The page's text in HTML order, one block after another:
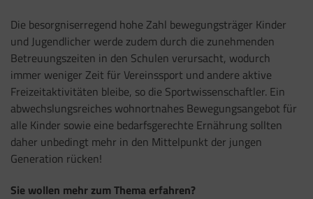
Die besorgniserregend hohe Zahl bewegungsträger Kinder
und Jugendlicher werde zudem durch die zunehmenden
Betreuungszeiten in den Schulen verursacht, wodurch
immer weniger Zeit für Vereinssport und andere aktive
Freizeitaktivitäten bleibe, so die Sportwissenschaftler. Ein
abwechslungsreiches wohnortnahes Bewegungsangebot für
alle Kinder sowie eine bedarfsgerechte Ernährung sollten
daher unbedingt mehr in den Mittelpunkt der jungen
Generation rücken!
Sie wollen mehr zum Thema erfahren?